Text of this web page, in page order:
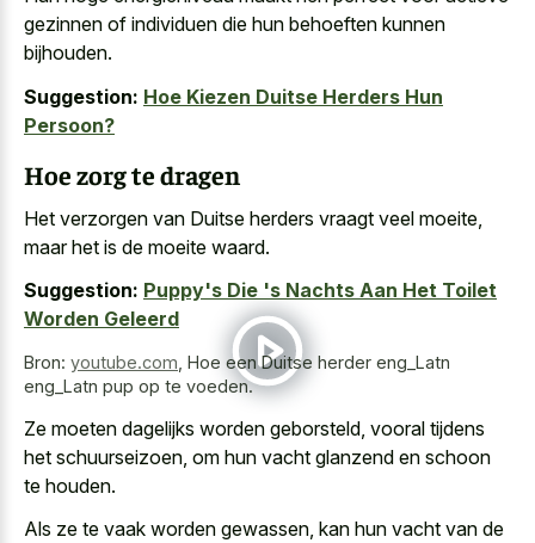
gezinnen of individuen die hun behoeften kunnen
bijhouden.
Suggestion: Hoe Kiezen Duitse Herders Hun
Persoon?
Hoe zorg te dragen
Het verzorgen van Duitse herders vraagt veel moeite,
maar het is de moeite waard.
Suggestion: Puppy's Die 's Nachts Aan Het Toilet
Worden Geleerd
Bron: youtube.com Hoe een Duitse herder eng_Latn
eng_Latn pup op te voeden.
Ze moeten dagelijks worden geborsteld, vooral tijdens
het schuurseizoen, om hun vacht glanzend en schoon
te houden.
Als ze te vaak worden gewassen, kan hun vacht van de